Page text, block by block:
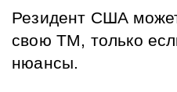
Резидент США
свою ТМ, только
нюансы.